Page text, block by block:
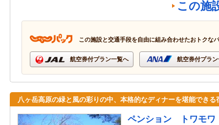
この施
この施設と交通手段を自由に組み合わせたおトクな
航空券付プラン一覧へ 航空券付プラ
八ヶ岳高原の緑と風の彩りの中、本格的なディナーを堪能できる
ペンション トワモワ